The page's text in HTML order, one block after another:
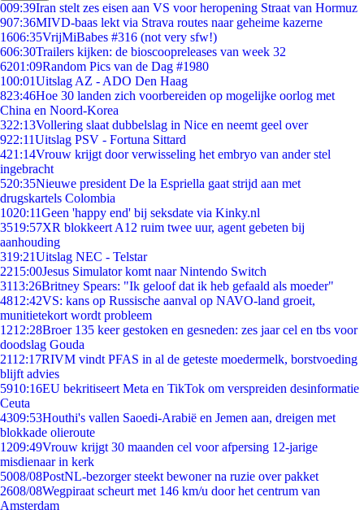
009:39Iran stelt zes eisen aan VS voor heropening Straat van Hormuz
907:36MIVD-baas lekt via Strava routes naar geheime kazerne
1606:35VrijMiBabes #316 (not very sfw!)
606:30Trailers kijken: de bioscoopreleases van week 32
6201:09Random Pics van de Dag #1980
100:01Uitslag AZ - ADO Den Haag
823:46Hoe 30 landen zich voorbereiden op mogelijke oorlog met
China en Noord-Korea
322:13Vollering slaat dubbelslag in Nice en neemt geel over
922:11Uitslag PSV - Fortuna Sittard
421:14Vrouw krijgt door verwisseling het embryo van ander stel
ingebracht
520:35Nieuwe president De la Espriella gaat strijd aan met
drugskartels Colombia
1020:11Geen 'happy end' bij seksdate via Kinky.nl
3519:57XR blokkeert A12 ruim twee uur, agent gebeten bij
aanhouding
319:21Uitslag NEC - Telstar
2215:00Jesus Simulator komt naar Nintendo Switch
3113:26Britney Spears: "Ik geloof dat ik heb gefaald als moeder"
4812:42VS: kans op Russische aanval op NAVO-land groeit,
munitietekort wordt probleem
1212:28Broer 135 keer gestoken en gesneden: zes jaar cel en tbs voor
doodslag Gouda
2112:17RIVM vindt PFAS in al de geteste moedermelk, borstvoeding
blijft advies
5910:16EU bekritiseert Meta en TikTok om verspreiden desinformatie
Ceuta
4309:53Houthi's vallen Saoedi-Arabië en Jemen aan, dreigen met
blokkade olieroute
1209:49Vrouw krijgt 30 maanden cel voor afpersing 12-jarige
misdienaar in kerk
5008/08PostNL-bezorger steekt bewoner na ruzie over pakket
2608/08Wegpiraat scheurt met 146 km/u door het centrum van
Amsterdam